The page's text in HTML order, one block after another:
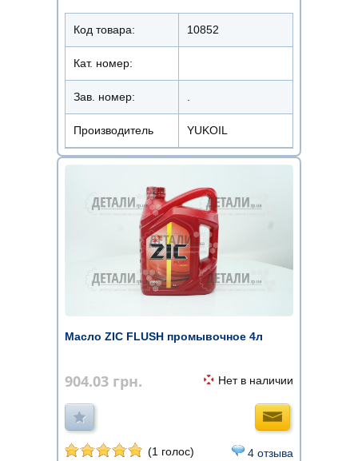
Код товара: 10852
Кат. номер:
Зав. номер:
Производитель YUKOIL
Масло ZIC FLUSH промывочное 4л
904.03 грн. Нет в наличии
(1 голос) 4 отзыва